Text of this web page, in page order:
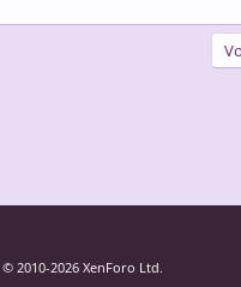
© 2010-2026 XenForo Ltd.